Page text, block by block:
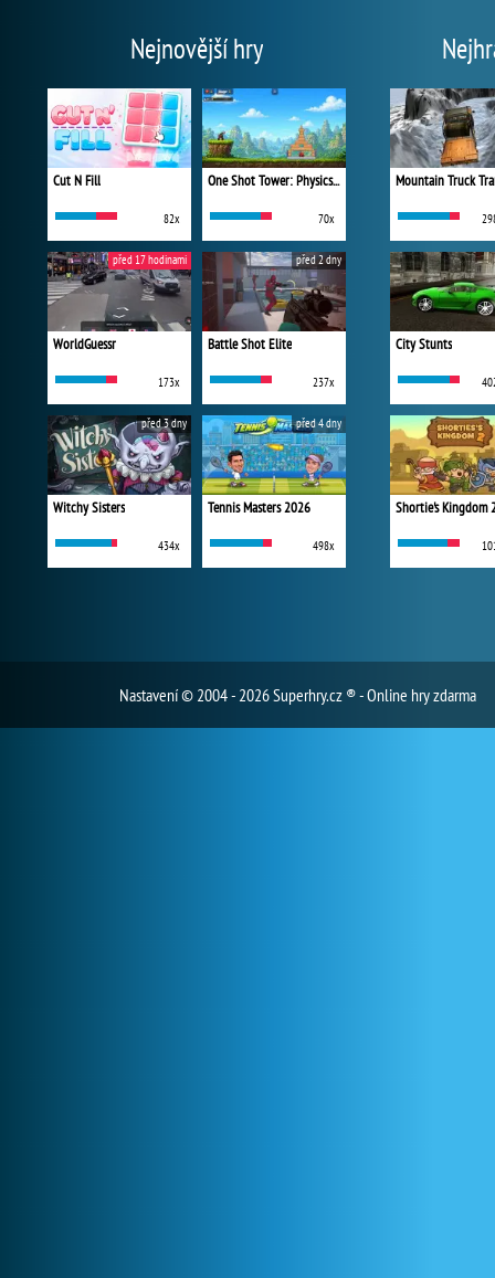
Nejnovější hry
Cut N Fill
82x
One Shot Tower: Physics Destroyer
70x
WorldGuessr
173x
před 17 hodinami
Battle Shot Elite
237x
před 2 dny
Witchy Sisters
434x
před 3 dny
Tennis Masters 2026
498x
před 4 dny
Mountain Truck
City Stunts
Shortie's Kingdom
Nastavení© 2004 - 2026 Superhry.cz ® - Online hry zdarma